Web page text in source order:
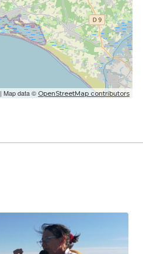
| Map data © OpenStreetMap contributors